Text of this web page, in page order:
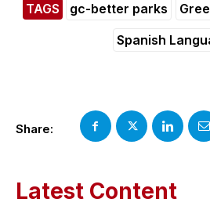
Share:
Latest Content
TAGS gc-better parks
Spanish